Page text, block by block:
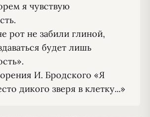
я чувствую
рот не забили глиной,
будет лишь
И. Бродского «Я
дикого зверя в клетку...»